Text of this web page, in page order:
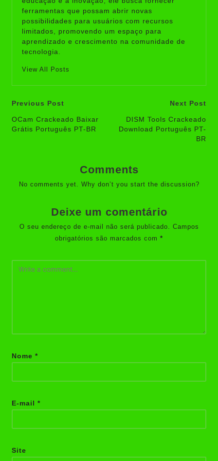
ferramentas que possam abrir novas
possibilidades para usuários com recursos
limitados, promovendo um espaço para
aprendizado e crescimento na comunidade de
tecnologia.
View All Posts
Post
navigation
Previous Post
OCam Crackeado Baixar
Grátis Português PT-BR
Next Post
DISM Tools Crackeado
Download Português PT-
BR
Comments
No comments yet. Why don’t you start the discussion?
Deixe um comentário
O seu endereço de e-mail não será publicado.
Campos
obrigatórios são marcados com *
Nome *
E-mail *
Site